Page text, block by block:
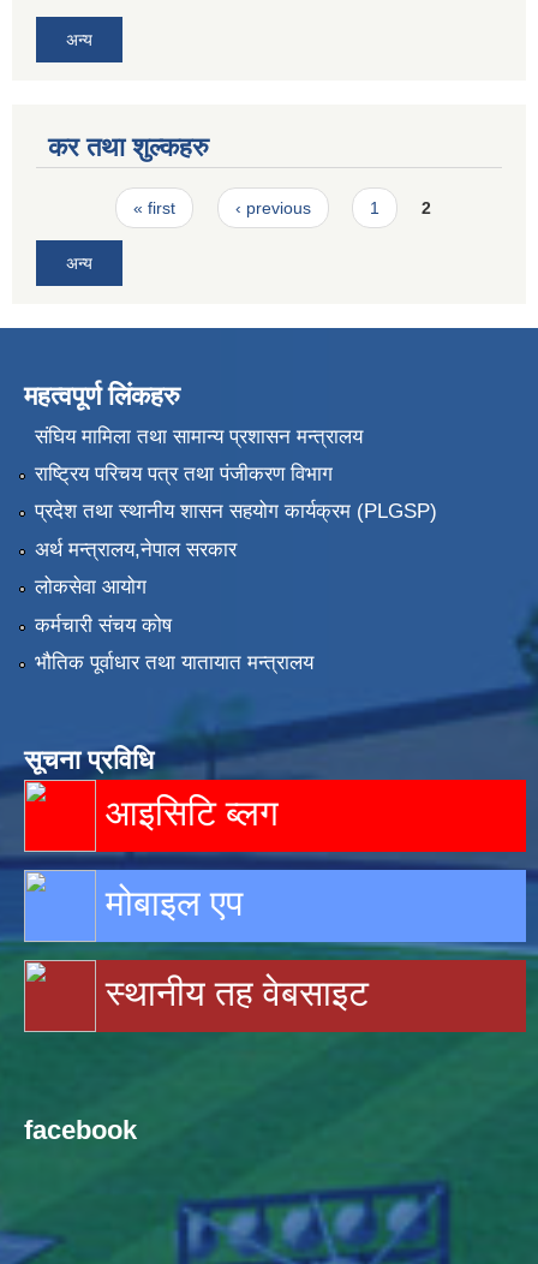
अन्य
कर तथा शुल्कहरु
Pages« first ‹ previous 1 2
अन्य
महत्वपूर्ण लिंकहरु
संघिय मामिला तथा सामान्य प्रशासन मन्त्रालय
राष्ट्रिय परिचय पत्र तथा पंजीकरण विभाग
प्रदेश तथा स्थानीय शासन सहयोग कार्यक्रम (PLGSP)
अर्थ मन्त्रालय,नेपाल सरकार
लोकसेवा आयोग
कर्मचारी संचय कोष
भौतिक पूर्वाधार तथा यातायात मन्त्रालय
सूचना प्रविधि
आइसिटि ब्लग
मोबाइल एप
स्थानीय तह वेबसाइट
facebook